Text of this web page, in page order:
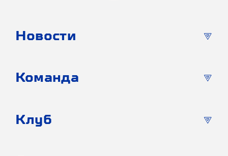
Новости
Команда
Клуб